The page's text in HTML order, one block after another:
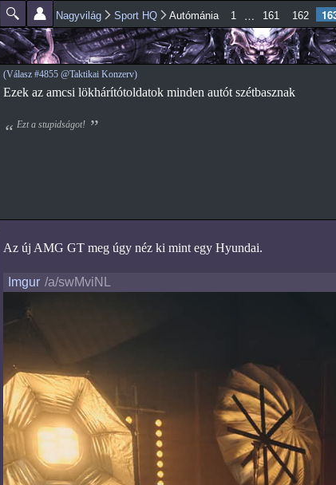
Ugrás a
tartalomra
Nagyvilág Sport HQ Autómánia 1 … 161 162
(Válasz #4855 @Taktikai Konzerv)
Ezek az amcsi lökhárítótoldatok minden autót szétbasznak
Ezt a stupidságot!
Az új AMG GT meg úgy néz ki mint egy Hyundai.
Imgur /a/swMviNL